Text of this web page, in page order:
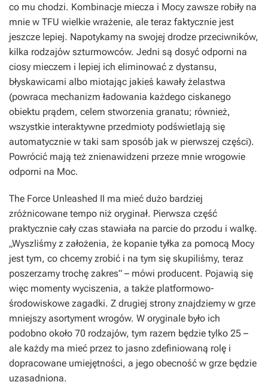
co mu chodzi. Kombinacje miecza i Mocy zawsze robiły na
mnie w TFU wielkie wrażenie, ale teraz faktycznie jest
jeszcze lepiej. Napotykamy na swojej drodze przeciwników,
kilka rodzajów szturmowców. Jedni są dosyć odporni na
ciosy mieczem i lepiej ich eliminować z dystansu,
błyskawicami albo miotając jakieś kawały żelastwa
(powraca mechanizm ładowania każdego ciskanego
obiektu prądem, celem stworzenia granatu; również,
wszystkie interaktywne przedmioty podświetlają się
automatycznie w taki sam sposób jak w pierwszej części).
Powrócić mają też znienawidzeni przeze mnie wrogowie
odporni na Moc.
The Force Unleashed II ma mieć dużo bardziej
zróżnicowane tempo niż oryginał. Pierwsza część
praktycznie cały czas stawiała na parcie do przodu i walkę.
„Wyszliśmy z założenia, że kopanie tyłka za pomocą Mocy
jest tym, co chcemy zrobić i na tym się skupiliśmy, teraz
poszerzamy trochę zakres” – mówi producent. Pojawią się
więc momenty wyciszenia, a także platformowo-
środowiskowe zagadki. Z drugiej strony znajdziemy w grze
mniejszy asortyment wrogów. W oryginale było ich
podobno około 70 rodzajów, tym razem będzie tylko 25 –
ale każdy ma mieć przez to jasno zdefiniowaną rolę i
dopracowane umiejętności, a jego obecność w grze będzie
uzasadniona.